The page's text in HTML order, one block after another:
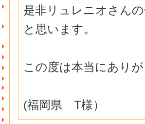
是非リュレニオさん
と思います。
この度は本当にあり
(福岡県 T様）